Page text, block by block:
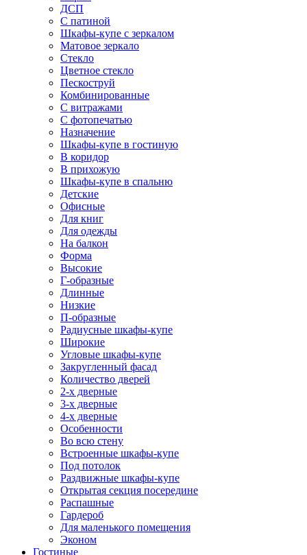
ДСП
С патиной
Шкафы-купе с зеркалом
Матовое зеркало
Стекло
Цветное стекло
Пескоструй
Комбинированные
С витражами
С фотопечатью
Назначение
Шкафы-купе в гостиную
В коридор
В прихожую
Шкафы-купе в спальню
Детские
Офисные
Для книг
Для одежды
На балкон
Форма
Высокие
Г-образные
Длинные
Низкие
П-образные
Радиусные шкафы-купе
Широкие
Угловые шкафы-купе
Закругленный фасад
Количество дверей
2-х дверные
3-х дверные
4-х дверные
Особенности
Во всю стену
Встроенные шкафы-купе
Под потолок
Раздвижные шкафы-купе
Открытая секция посередине
Распашные
Гардероб
Для маленького помещения
Эконом
Гостиные